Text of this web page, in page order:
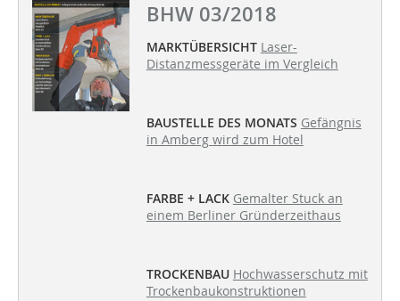
BHW 03/2018
MARKTÜBERSICHT Laser-
Distanzmessgeräte im Vergleich
BAUSTELLE DES MONATS Gefängnis
in Amberg wird zum Hotel
FARBE + LACK Gemalter Stuck an
einem Berliner Gründerzeithaus
TROCKENBAU Hochwasserschutz mit
Trockenbaukonstruktionen